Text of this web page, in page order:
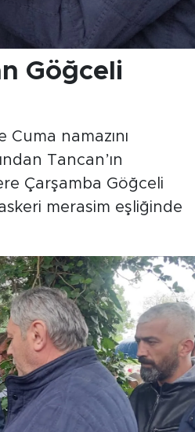
Göğceli
Cuma namazını
Tancan’ın
Çarşamba Göğceli
merasim eşliğinde